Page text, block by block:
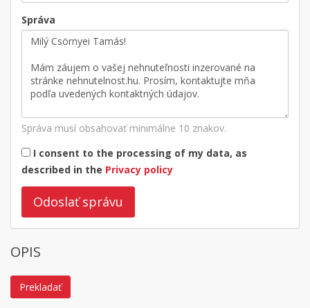
Správa
Správa musí obsahovať minimálne 10 znakov.
I consent to the processing of my data, as
described in the Privacy policy
Odoslať správu
OPIS
Prekladať